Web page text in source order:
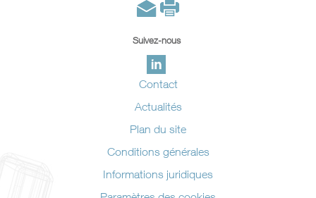
Suivez-nous
Contact
Actualités
Plan du site
Conditions générales
Informations juridiques